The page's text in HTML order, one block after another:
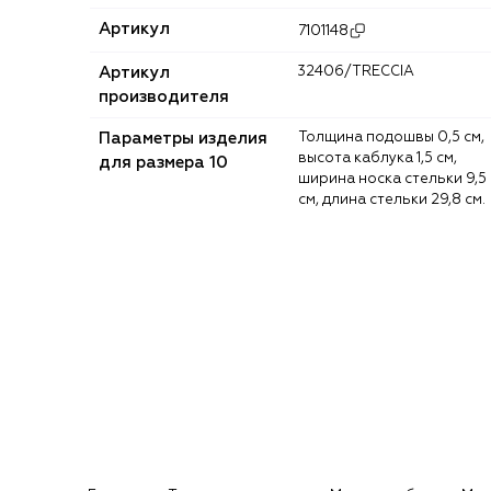
Артикул 7101148
Артикул
производителя
32406/TRECCIA
Параметры изделия
для размера 10
высота каблука 1,5 см,
ширина носка стельки 9,5
см, длина стельки 29,8 см.